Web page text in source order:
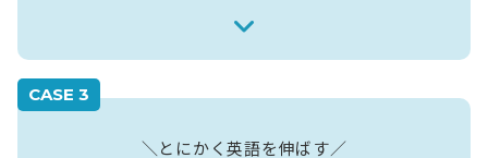
CASE 3
＼とにかく英語を伸ばす／